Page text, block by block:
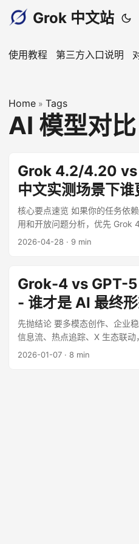
Grok 中文站
使用教程 第三方入口说明
Home » Tags
AI 模型对比
Grok 4.2/4.20 vs
中文实测场景下谁
核心要点速览 如果你的任务依
用和开放问题分析，优先 Grok
下文、批量代码、低成本 API、
“长文消化、代码生成和批量推
28 ...
2026-04-28 · 9 min
Grok-4 vs GPT-
- 谁才是 AI 最终形
先抛结论 要多模态创作、企业
信息流、热点追踪、X 生态联
建议：统一入口做双模型协作，
2026-01-07 · 8 min